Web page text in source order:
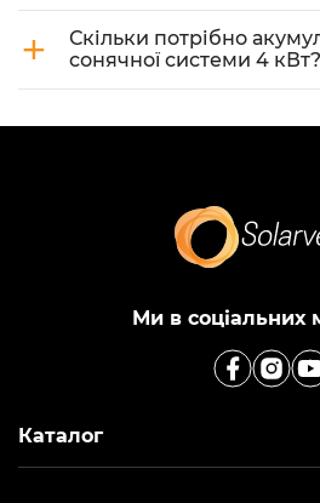
+
Скільки потрібно
сонячної системи 4 кВт?
Ми в соціальних
Каталог